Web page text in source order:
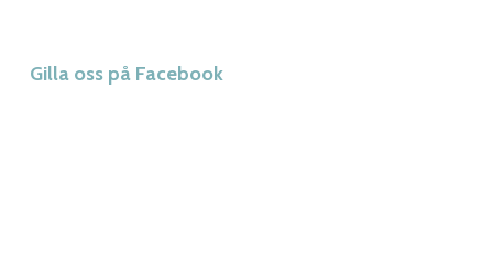
Gilla oss på Facebook